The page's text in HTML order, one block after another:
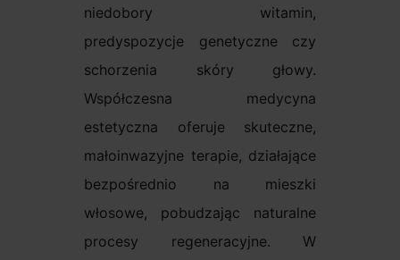
niedobory witamin,
predyspozycje genetyczne czy
schorzenia skóry głowy.
Współczesna medycyna
estetyczna oferuje skuteczne,
małoinwazyjne terapie, działające
bezpośrednio na mieszki
włosowe, pobudzając naturalne
procesy regeneracyjne. W